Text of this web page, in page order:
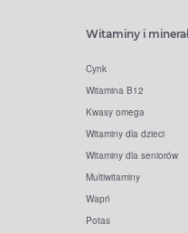
Witaminy i
Cynk
Witamina B12
Kwasy omega
Witaminy dla dzieci
Witaminy dla seniorów
Multiwitaminy
Wapń
Potas